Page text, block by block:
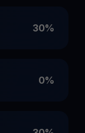
30%
0%